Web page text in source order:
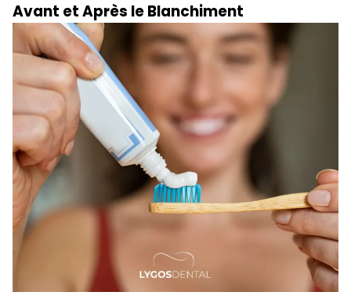
Avant et Après le Blanchiment